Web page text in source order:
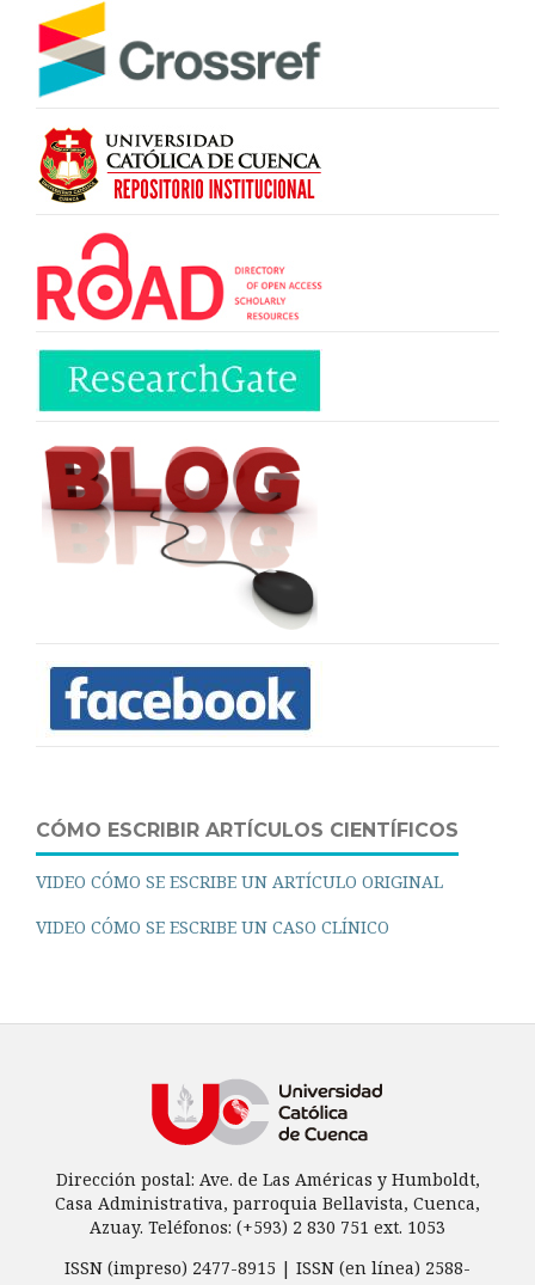
CÓMO ESCRIBIR ARTÍCULOS CIENTÍFICOS
VIDEO CÓMO SE ESCRIBE UN ARTÍCULO ORIGINAL
VIDEO CÓMO SE ESCRIBE UN CASO CLÍNICO
Dirección postal: Ave. de Las Américas y Humboldt,
Casa Administrativa, parroquia Bellavista, Cuenca,
Azuay. Teléfonos: (+593) 2 830 751 ext. 1053
ISSN (impreso) 2477-8915 | ISSN (en línea) 2588-